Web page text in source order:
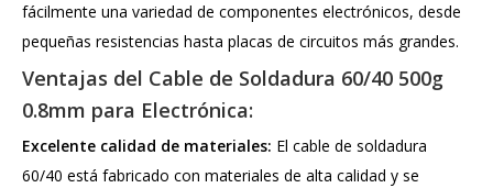
fácilmente una variedad de componentes electrónicos, desde
pequeñas resistencias hasta placas de circuitos más grandes.
Ventajas del Cable de Soldadura 60/40 500g
0.8mm para Electrónica:
Excelente calidad de materiales: El cable de soldadura
60/40 está fabricado con materiales de alta calidad y se